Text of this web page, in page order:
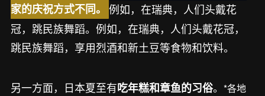
家的庆祝方式不同。 例如，在瑞典，人们头戴花
冠，跳民族舞蹈。例如，在瑞典，人们头戴花冠，
跳民族舞蹈，享用烈酒和新土豆等食物和饮料。
另一方面，日本夏至有吃年糕和章鱼的习俗。 *各地